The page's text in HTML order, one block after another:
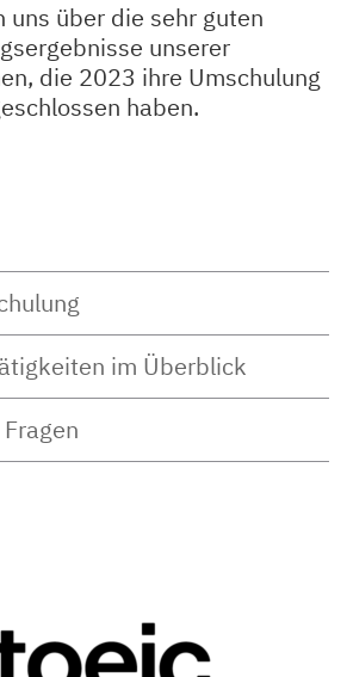
uns über die sehr guten
unserer
die 2023 ihre Umschulung
haben.
im Überblick